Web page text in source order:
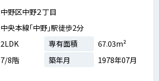
中野区中野２丁目
中央本線「中野」駅徒歩2分
2LDK 専有面積
67.03m²
7/8階 築年月 1978年07月